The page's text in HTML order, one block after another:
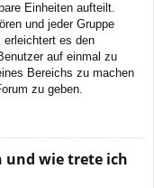
Einheiten aufteilt.
und jeder Gruppe
erleichtert es den
auf einmal zu
Bereichs zu machen
zu geben.
und wie trete ich